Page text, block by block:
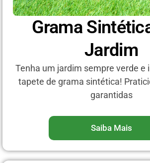
Grama
Jardim
Tenha um jardim sempre verde e
tapete de grama sintética!
garantidas
Saiba Mais